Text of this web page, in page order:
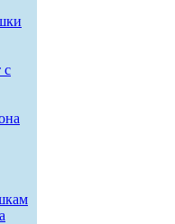
с